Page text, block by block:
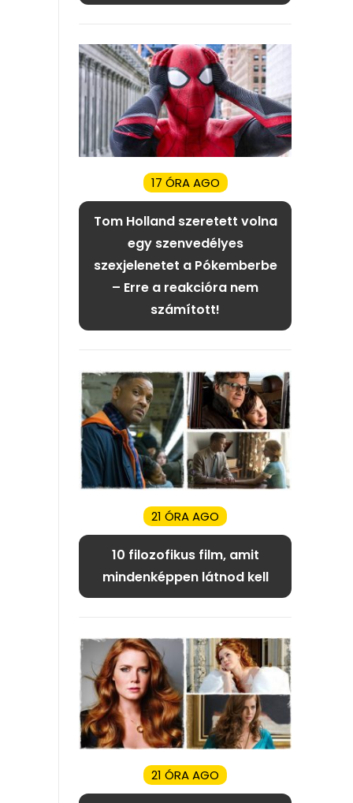
17 ÓRA AGO
Tom Holland szeretett volna
egy szenvedélyes
szexjelenetet a Pókemberbe
– Erre a reakcióra nem
számított!
21 ÓRA AGO
10 filozofikus film, amit
mindenképpen látnod kell
21 ÓRA AGO